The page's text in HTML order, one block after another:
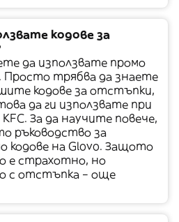
кодове за
да използвате промо
Просто трябва да знаете
кодове за отстъпки,
да ги използвате при
За да научите повече,
ръководство за
кодове на Glovo. Защото
е страхотно, но
с отстъпка – още